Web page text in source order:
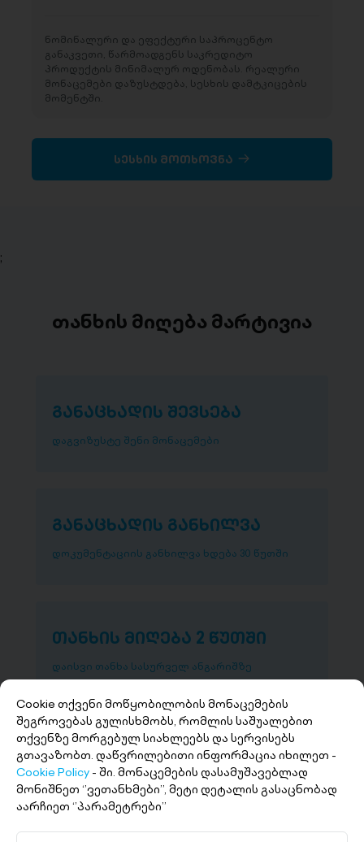
ნომინალური და ეფექტური საპროცენტო
განაკვეთი, წარმოადგენს საკრედიტო
პროდუქტის მინიმალურ ოდენობას. რეალური
მონაცემები დაზუსტდება, სესხის დამტკიცების
მომენტში.
სესხის მოთხოვნა
;
თანხის მიღება მარტივია
განაცხადის შევსება
დაგვიზუსტე შენი მონაცემები
განაცხადის განხილვა
დოკუმენტაციის განხილვა ხდება 30 წუთში
თანხის მიღება 2 წუთში
დაისვი თანხა სასურველ ანგარიშზე
Cookie თქვენი მოწყობილობის მონაცემების
შეგროვებას გულისხმობს, რომლის საშუალებით
თქვენზე მორგებულ სიახლეებს და სერვისებს
გთავაზობთ. დაწვრილებითი ინფორმაცია იხილეთ -
Cookie Policy - ში. მონაცემების დასამუშავებლად
მონიშნეთ ‘’ვეთანხმები’’, მეტი დეტალის გასაცნობად
აარჩიეთ ‘’პარამეტრები’’